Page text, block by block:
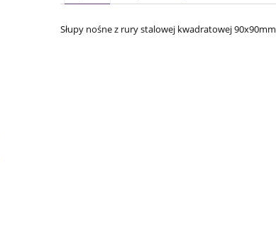
Słupy nośne z rury stalowej kwadratowej 90x90mm